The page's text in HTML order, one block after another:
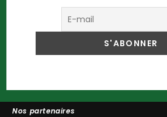
Nos partenaires